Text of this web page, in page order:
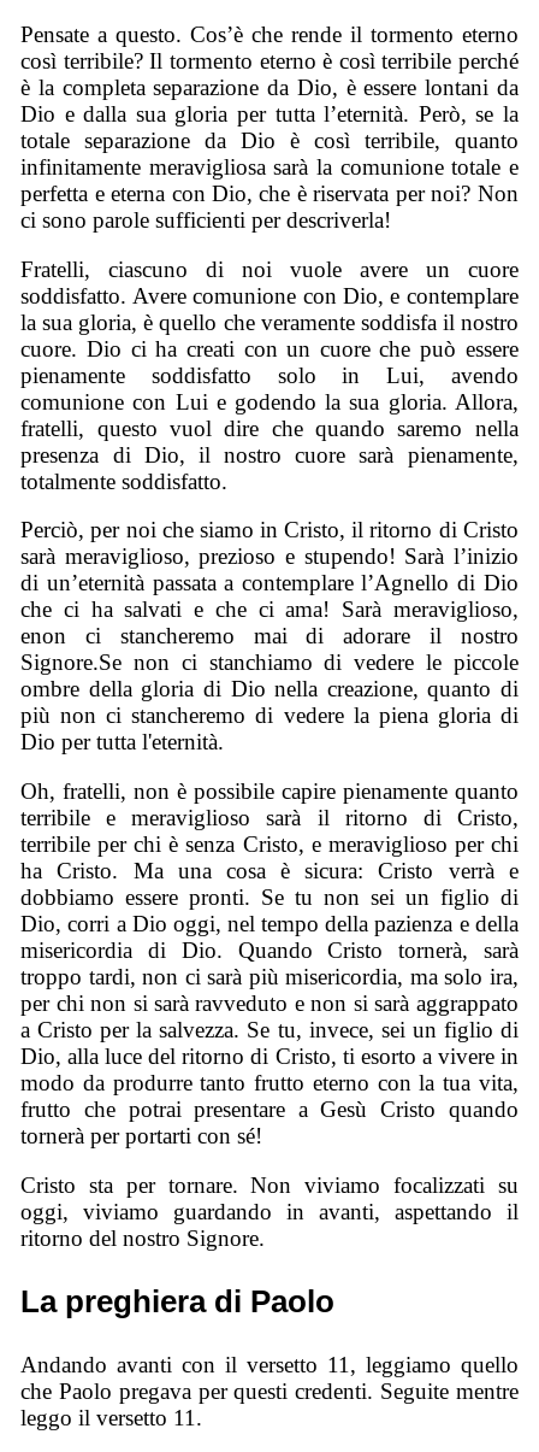
Pensate a questo. Cos’è che rende il tormento eterno
così terribile? Il tormento eterno è così terribile perché
è la completa separazione da Dio, è essere lontani da
Dio e dalla sua gloria per tutta l’eternità. Però, se la
totale separazione da Dio è così terribile, quanto
infinitamente meravigliosa sarà la comunione totale e
perfetta e eterna con Dio, che è riservata per noi? Non
ci sono parole sufficienti per descriverla!
Fratelli, ciascuno di noi vuole avere un cuore
soddisfatto. Avere comunione con Dio, e contemplare
la sua gloria, è quello che veramente soddisfa il nostro
cuore. Dio ci ha creati con un cuore che può essere
pienamente soddisfatto solo in Lui, avendo
comunione con Lui e godendo la sua gloria. Allora,
fratelli, questo vuol dire che quando saremo nella
presenza di Dio, il nostro cuore sarà pienamente,
totalmente soddisfatto.
Perciò, per noi che siamo in Cristo, il ritorno di Cristo
sarà meraviglioso, prezioso e stupendo! Sarà l’inizio
di un’eternità passata a contemplare l’Agnello di Dio
che ci ha salvati e che ci ama! Sarà meraviglioso,
enon ci stancheremo mai di adorare il nostro
Signore.Se non ci stanchiamo di vedere le piccole
ombre della gloria di Dio nella creazione, quanto di
più non ci stancheremo di vedere la piena gloria di
Dio per tutta l'eternità.
Oh, fratelli, non è possibile capire pienamente quanto
terribile e meraviglioso sarà il ritorno di Cristo,
terribile per chi è senza Cristo, e meraviglioso per chi
ha Cristo. Ma una cosa è sicura: Cristo verrà e
dobbiamo essere pronti. Se tu non sei un figlio di
Dio, corri a Dio oggi, nel tempo della pazienza e della
misericordia di Dio. Quando Cristo tornerà, sarà
troppo tardi, non ci sarà più misericordia, ma solo ira,
per chi non si sarà ravveduto e non si sarà aggrappato
a Cristo per la salvezza. Se tu, invece, sei un figlio di
Dio, alla luce del ritorno di Cristo, ti esorto a vivere in
modo da produrre tanto frutto eterno con la tua vita,
frutto che potrai presentare a Gesù Cristo quando
tornerà per portarti con sé!
Cristo sta per tornare. Non viviamo focalizzati su
oggi, viviamo guardando in avanti, aspettando il
ritorno del nostro Signore.
La preghiera di Paolo
Andando avanti con il versetto 11, leggiamo quello
che Paolo pregava per questi credenti. Seguite mentre
leggo il versetto 11.